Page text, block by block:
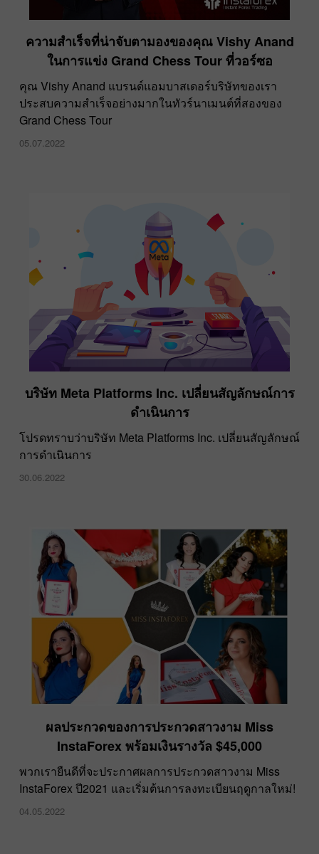
ความสำเร็จที่น่าจับตามองของคุณ Vishy Anand
ในการแข่ง Grand Chess Tour ที่วอร์ซอ
คุณ Vishy Anand แบรนด์แอมบาสเดอร์บริษัทของเรา
ประสบความสำเร็จอย่างมากในทัวร์นาเมนต์ที่สองของ
Grand Chess Tour
05.07.2022
บริษัท Meta Platforms Inc. เปลี่ยนสัญลักษณ์การ
ดำเนินการ
โปรดทราบว่าบริษัท Meta Platforms Inc. เปลี่ยนสัญลักษณ์
การดำเนินการ
30.06.2022
ผลประกวดของการประกวดสาวงาม Miss
InstaForex พร้อมเงินรางวัล $45,000
พวกเรายืนดีที่จะประกาศผลการประกวดสาวงาม Miss
InstaForex ปี2021 และเริ่มต้นการลงทะเบียนฤดูกาลใหม่!
04.05.2022